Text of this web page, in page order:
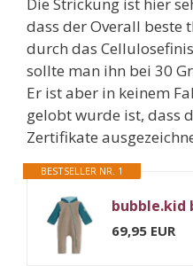
dass der Overall beste
durch das
sollte man ihn bei 30
Er ist aber in keinem
gelobt wurde ist, dass
Zertifikate
BESTSELLER NR. 1
69,95 EUR